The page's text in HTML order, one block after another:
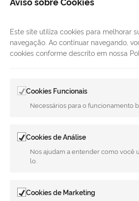
Este site utiliza cookies para melhorar
navegação. Ao continuar navegando,
cookies conforme descrito em nossa
Cookies Funcionais
Necessários para o funcionamento
Cookies de Análise
Nos ajudam a entender como você
lo.
Cookies de Marketing